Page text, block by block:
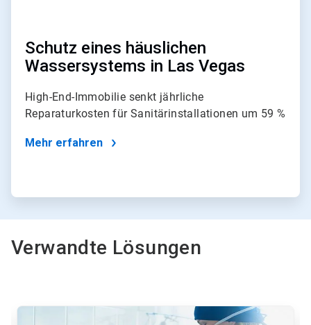
Schutz eines häuslichen
Wassersystems in Las Vegas
High-End-Immobilie senkt jährliche
Reparaturkosten für Sanitärinstallationen um 59 %
Mehr erfahren
Verwandte Lösungen
Dies